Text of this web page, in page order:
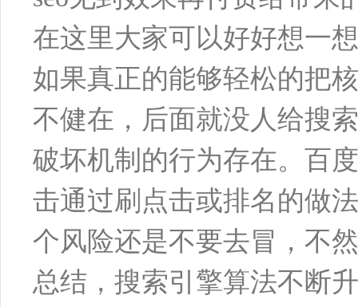
在这里大家可以好好想一
如果真正的能够轻松的把
不健在，后面就没人给搜
破坏机制的行为存在。百
击通过刷点击或排名的做
个风险还是不要去冒，不
总结，搜索引擎算法不断